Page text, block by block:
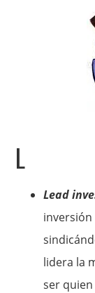
L
Lead
inversión
lidera la
ser